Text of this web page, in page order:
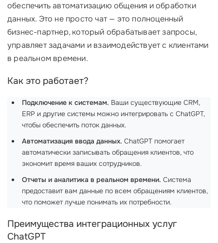
обеспечить автоматизацию общения и обработки
данных. Это не просто чат — это полноценный
бизнес-партнер, который обрабатывает запросы,
управляет задачами и взаимодействует с клиентами
в реальном времени.
Как это работает?
Подключение к системам. Ваши существующие CRM,
ERP и другие системы можно интегрировать с ChatGPT,
чтобы обеспечить поток данных.
Автоматизация ввода данных. ChatGPT помогает
автоматически записывать обращения клиентов, что
экономит время ваших сотрудников.
Отчеты и аналитика в реальном времени. Система
предоставит вам данные по всем обращениям клиентов,
что поможет лучше понимать их потребности.
Преимущества интеграционных услуг
ChatGPT